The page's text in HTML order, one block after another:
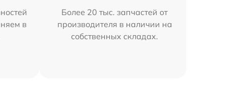
в
Более 20 тыс. запчастей от
производителя в наличии на
собственных складах.